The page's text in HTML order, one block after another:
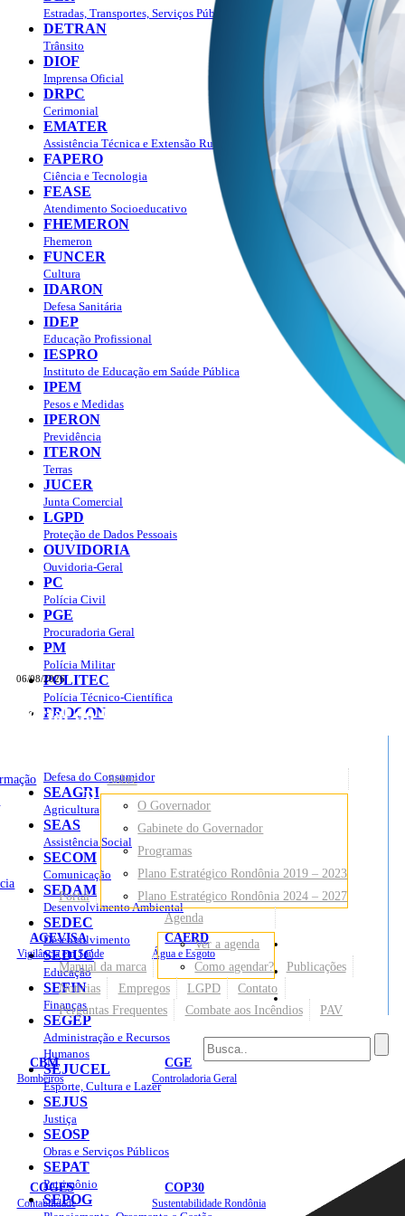
06/08/2026
Portal do Governo do
Rondônia
AGEVISA
Vigilância em Saúde
CAERD
Água e Esgoto
CBM
Bombeiros
CGE
Controladoria Geral
COGES
Contabilidade
COP30
Sustentabilidade Rondônia
Sites
Portal
Sobre
O Governador
Gabinete do Governador
Programas
Plano Estratégico Rondônia 2019 – 2023
Plano Estratégico Rondônia 2024 – 2027
Manual da marca
Agenda
Ver a agenda
Como agendar?
Publicações
Notícias
Empregos LGPD
Contato
Perguntas Frequentes
Combate aos Incêndios PAV
Estradas, Transportes, Serviços Públicos
DETRAN
Trânsito
DIOF
Imprensa Oficial
DRPC
Cerimonial
EMATER
Assistência Técnica e Extensão Rural
FAPERO
Ciência e Tecnologia
FEASE
Atendimento Socioeducativo
FHEMERON
Fhemeron
FUNCER
Cultura
IDARON
Defesa Sanitária
IDEP
Educação Profissional
IESPRO
Instituto de Educação em Saúde Pública
IPEM
Pesos e Medidas
IPERON
Previdência
ITERON
Terras
JUCER
Junta Comercial
LGPD
Proteção de Dados Pessoais
OUVIDORIA
Ouvidoria-Geral
PC
Polícia Civil
PGE
Procuradoria Geral
PM
Polícia Militar
POLITEC
Polícia Técnico-Científica
PROCON
Defesa do Consumidor
SEAGRI
Agricultura
SEAS
Assistência Social
SECOM
Comunicação
SEDAM
Desenvolvimento Ambiental
SEDEC
Desenvolvimento
SEDUC
Educação
SEFIN
Finanças
SEGEP
Administração e Recursos
Humanos
SEJUCEL
Esporte, Cultura e Lazer
SEJUS
Justiça
SEOSP
Obras e Serviços Públicos
SEPAT
Patrimônio
SEPOG